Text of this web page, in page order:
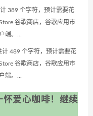
389 个字符，预计需要花
谷歌商店，谷歌应用市
端。...
计 489 个字符，预计需要花
谷歌商店，谷歌应用市
端。...
怀爱心咖啡！继续